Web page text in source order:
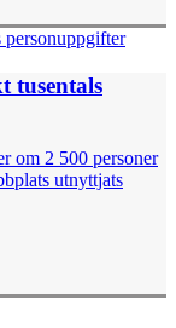
tusentals
om 2 500 personer
utnyttjats